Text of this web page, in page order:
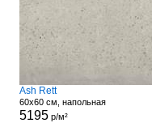
Ash Rett
60x60 см, напольная
5195р/м²